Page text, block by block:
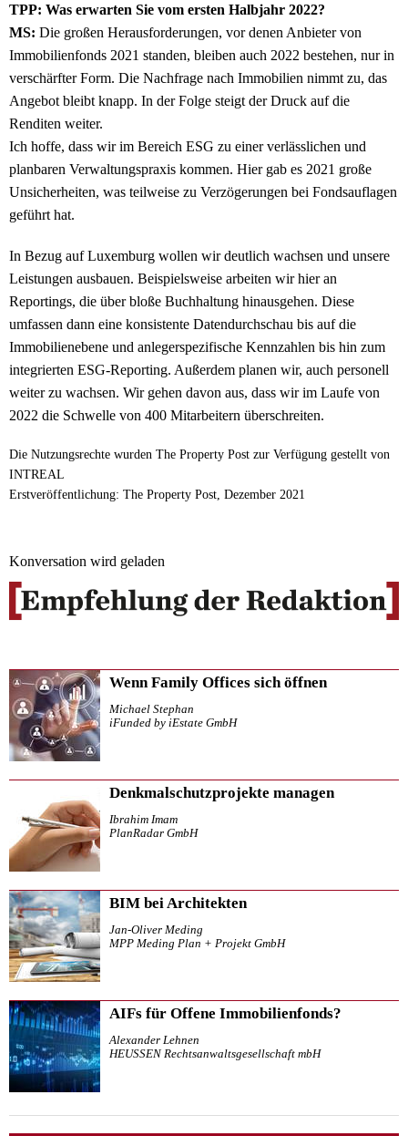
TPP: Was erwarten Sie vom ersten Halbjahr 2022?
MS: Die großen Herausforderungen, vor denen Anbieter von
Immobilienfonds 2021 standen, bleiben auch 2022 bestehen, nur in
verschärfter Form. Die Nachfrage nach Immobilien nimmt zu, das
Angebot bleibt knapp. In der Folge steigt der Druck auf die
Renditen weiter.
Ich hoffe, dass wir im Bereich ESG zu einer verlässlichen und
planbaren Verwaltungspraxis kommen. Hier gab es 2021 große
Unsicherheiten, was teilweise zu Verzögerungen bei Fondsauflagen
geführt hat.
In Bezug auf Luxemburg wollen wir deutlich wachsen und unsere
Leistungen ausbauen. Beispielsweise arbeiten wir hier an
Reportings, die über bloße Buchhaltung hinausgehen. Diese
umfassen dann eine konsistente Datendurchschau bis auf die
Immobilienebene und anlegerspezifische Kennzahlen bis hin zum
integrierten ESG-Reporting. Außerdem planen wir, auch personell
weiter zu wachsen. Wir gehen davon aus, dass wir im Laufe von
2022 die Schwelle von 400 Mitarbeitern überschreiten.
Die Nutzungsrechte wurden The Property Post zur Verfügung gestellt von
INTREAL
Erstveröffentlichung: The Property Post, Dezember 2021
Konversation wird geladen
Wenn Family Offices sich öffnen
Michael Stephan
iFunded by iEstate GmbH
Denkmalschutzprojekte managen
Ibrahim Imam
PlanRadar GmbH
BIM bei Architekten
Jan-Oliver Meding
MPP Meding Plan + Projekt GmbH
AIFs für Offene Immobilienfonds?
Alexander Lehnen
HEUSSEN Rechtsanwaltsgesellschaft mbH